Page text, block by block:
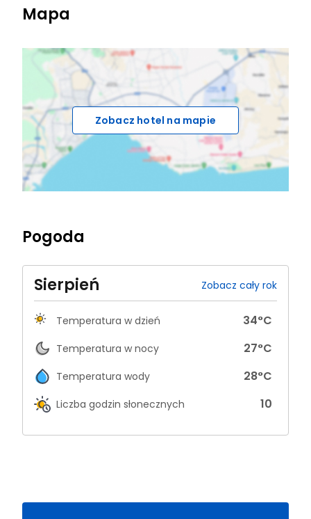
Mapa
Zobacz hotel na mapie
Pogoda
Sierpień Zobacz cały rok
Temperatura w dzień 34°C
Temperatura w nocy 27°C
Temperatura wody 28°C
Liczba godzin słonecznych 10